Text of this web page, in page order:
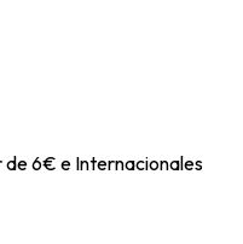
de 6€ e Internacionales